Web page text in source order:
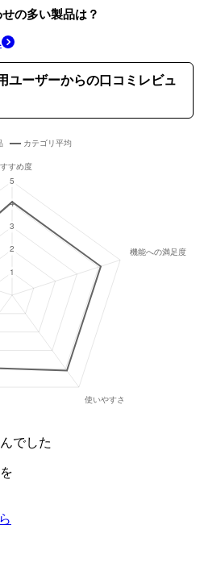
の多い製品は？
ユーザーからの口コミレビュ
でした